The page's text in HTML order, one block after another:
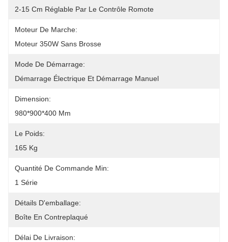
2-15 Cm Réglable Par Le Contrôle Romote
Moteur De Marche:
Moteur 350W Sans Brosse
Mode De Démarrage:
Démarrage Électrique Et Démarrage Manuel
Dimension:
980*900*400 Mm
Le Poids:
165 Kg
Quantité De Commande Min:
1 Série
Détails D'emballage:
Boîte En Contreplaqué
Délai De Livraison: